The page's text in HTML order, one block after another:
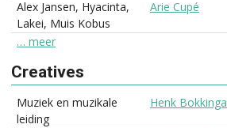
Alex Jansen, Hyacinta,
Lakei, Muis Kobus
Arie Cupé
… meer
Creatives
Muziek en muzikale
leiding
Henk Bokkinga